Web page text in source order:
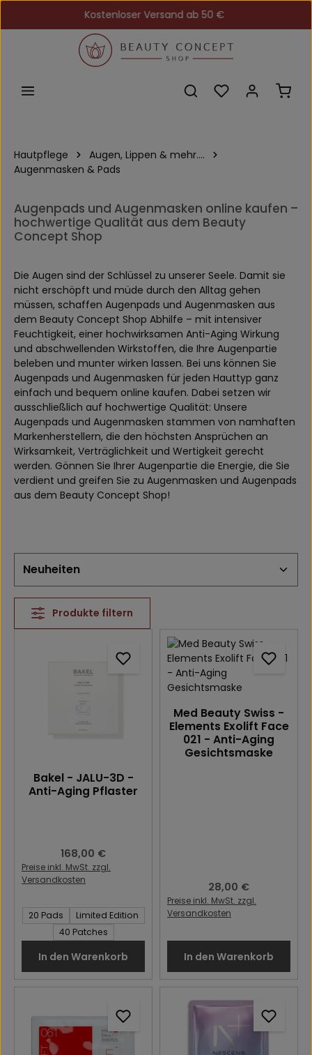
Zum Hauptinhalt springenKostenloser Versand ab 50 €
Du hast 0
Hautpflege
Augen, Lippen & mehr....
Augenmasken & Pads
Augenpads und Augenmasken online kaufen –
hochwertige Qualität aus dem Beauty
Concept Shop
Die Augen sind der Schlüssel zu unserer Seele. Damit sie
nicht erschöpft und müde durch den Alltag gehen
müssen, schaffen Augenpads und Augenmasken aus
dem Beauty Concept Shop Abhilfe – mit intensiver
Feuchtigkeit, einer hochwirksamen Anti-Aging Wirkung
und abschwellenden Wirkstoffen, die Ihre Augenpartie
beleben und munter wirken lassen. Bei uns können Sie
Augenpads und Augenmasken für jeden Hauttyp ganz
einfach und bequem online kaufen. Dabei setzen wir
ausschließlich auf hochwertige Qualität: Unsere
Augenpads und Augenmasken stammen von namhaften
Markenherstellern, die den höchsten Ansprüchen an
Wirksamkeit, Verträglichkeit und Wertigkeit gerecht
werden. Gönnen Sie Ihrer Augenpartie die Energie, die Sie
verdient und greifen Sie zu Augenmasken und Augenpads
aus dem Beauty Concept Shop!
Produkte filtern
Bakel - JALU-3D -
Anti-Aging Pflaster
Regulärer Preis:
168,00 €
Preise inkl. MwSt. zzgl.
Versandkosten
Inhalt des Artikel:
20 Pads
Limited Edition
40 Patches
In den Warenkorb
Med Beauty Swiss -
Elements Exolift Face
021 - Anti-Aging
Gesichtsmaske
Regulärer Preis:
28,00 €
Preise inkl. MwSt. zzgl.
Versandkosten
In den Warenkorb